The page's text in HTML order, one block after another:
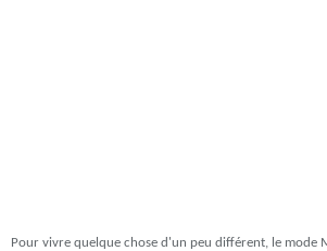
Pour vivre quelque chose d'un peu différent, le mode